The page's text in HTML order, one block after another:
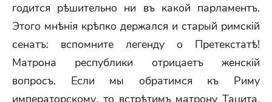
годится рѣшительно ни въ какой парламентъ.
Этого мнѣнія крѣпко держался и старый римскій
сенатъ: вспомните легенду о Претекстатѣ!
Матрона республики отрицаетъ женскій
вопросъ. Если мы обратимся къ Риму
императорскому, то встрѣтимъ матрону Тацита,